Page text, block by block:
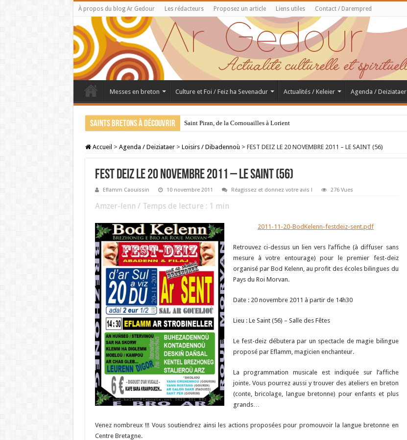
À propos du blog Ar Gedour Les rédacteurs Proposez un article Liens utiles Contact / Darempred
Messes en breton Culture et Foi / Feiz ha Sevenadur Actualités / Keleier Agenda / Deiziataer
Saints bretons à découvrir Saint Piran, de la Cornouailles à Lorient
Accueil > Agenda / Deiziataer > Loisirs / Dibadennoù > FEST DEIZ LE 20 NOVEMBRE 2011 – LE SAINT (56)
FEST DEIZ LE 20 NOVEMBRE 2011 – LE SAINT (56)
Eflamm Caouissin 10 novembre 2011 Réagissez et donnez votre avis ! 276 Vues
Amzer-lenn / Temps de lecture : 1 min
2011-11-20-BodKelenn-festdeiz-sent.pdf
Retrouvez ci-dessus un lien vers l’affiche (à diffuser sans
mesure à votre entourage) pour le premier fest-deiz
organisé par Bod Kelenn, au profit des écoles bilingues du
Pays du Roi Morvan.
Date : 20 novembre 2011 à partir de 14h30
Lieu : Le Saint (56) – Salle des Fêtes
Le fest-deiz débutera par un spectacle de magie bilingue
proposé par Eflamm, magicien enchanteur.
La programmation musicale est indiquée sur l’affiche
jointe. Vous pourrez aussi y trouver des ateliers en breton
(conte, bricolage, langue bretonne) pour enfants et plus
grands…
Venez nombreux !!! Vous soutiendrez ainsi les actions proposées pour promouvoir la langue bretonne en
Centre Bretagne.